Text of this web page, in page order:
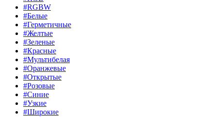
#RGBW
#Белые
#Герметичные
#Желтые
#Зеленые
#Красные
#Мультибелая
#Оранжевые
#Открытые
#Розовые
#Синие
#Узкие
#Широкие